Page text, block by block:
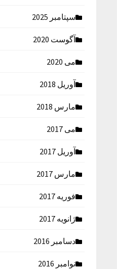
سپتامبر 2025
آگوست 2020
می 2020
آوریل 2018
مارس 2018
می 2017
آوریل 2017
مارس 2017
فوریه 2017
ژانویه 2017
دسامبر 2016
نوامبر 2016